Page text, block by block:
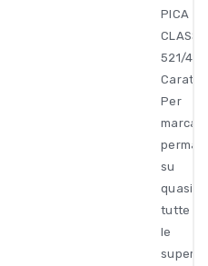
PICA
521/41.
Per
su
quasi
tutte
le